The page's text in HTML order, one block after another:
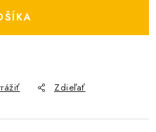
Zdieľať